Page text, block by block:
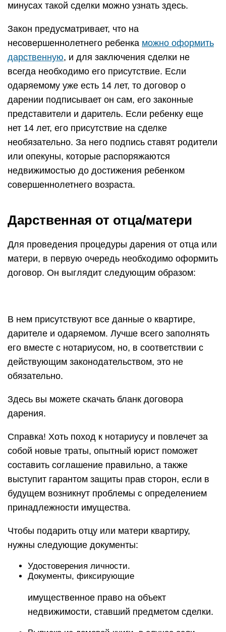
минусах такой сделки можно узнать здесь.
Закон предусматривает, что на
несовершеннолетнего ребенка можно оформить
дарственную, и для заключения сделки не
всегда необходимо его присутствие. Если
одаряемому уже есть 14 лет, то договор о
дарении подписывает он сам, его законные
представители и даритель. Если ребенку еще
нет 14 лет, его присутствие на сделке
необязательно. За него подпись ставят родители
или опекуны, которые распоряжаются
недвижимостью до достижения ребенком
совершеннолетнего возраста.
Дарственная от отца/матери
Для проведения процедуры дарения от отца или
матери, в первую очередь необходимо оформить
договор. Он выглядит следующим образом:
В нем присутствуют все данные о квартире,
дарителе и одаряемом. Лучше всего заполнять
его вместе с нотариусом, но, в соответствии с
действующим законодательством, это не
обязательно.
Здесь вы можете скачать бланк договора
дарения.
Справка! Хоть поход к нотариусу и повлечет за
собой новые траты, опытный юрист поможет
составить соглашение правильно, а также
выступит гарантом защиты прав сторон, если в
будущем возникнут проблемы с определением
принадлежности имущества.
Чтобы подарить отцу или матери квартиру,
нужны следующие документы:
Удостоверения личности.
Документы, фиксирующие
имущественное право на объект
недвижимости, ставший предметом сделки.